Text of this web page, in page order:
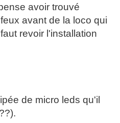
avoir trouvé
avant de la loco qui
revoir l'installation
de micro leds qu'il